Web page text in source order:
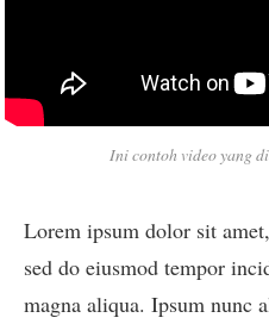
Ini contoh video yang
Lorem ipsum dolor sit
sed do eiusmod tempor
magna aliqua. Ipsum nunc